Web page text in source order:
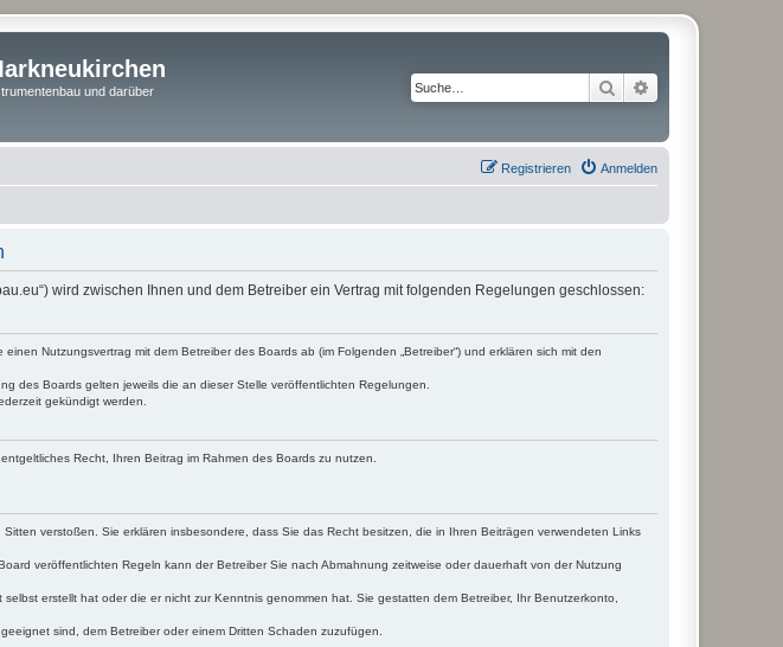
und darüber
Suche
Anmelden
Registrieren
wird zwischen Ihnen und dem Betreiber ein Vertrag mit folgenden Regelungen geschlossen:
Nutzungsvertrag mit dem Betreiber des Boards ab (im Folgenden „Betreiber“) und erklären sich mit den
des Boards gelten jeweils die an dieser Stelle veröffentlichten Regelungen.
gekündigt werden.
Recht, Ihren Beitrag im Rahmen des Boards zu nutzen.
verstoßen. Sie erklären insbesondere, dass Sie das Recht besitzen, die in Ihren Beiträgen verwendeten Links
veröffentlichten Regeln kann der Betreiber Sie nach Abmahnung zeitweise oder dauerhaft von der Nutzung
erstellt hat oder die er nicht zur Kenntnis genommen hat. Sie gestatten dem Betreiber, Ihr Benutzerkonto,
sind, dem Betreiber oder einem Dritten Schaden zuzufügen.